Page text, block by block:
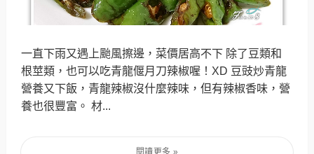
一直下雨又遇上颱風擦邊，菜價居高不下 除了豆類和
根莖類，也可以吃青龍偃月刀辣椒喔！XD 豆豉炒青龍
營養又下飯，青龍辣椒沒什麼辣味，但有辣椒香味，營
養也很豐富。 材...